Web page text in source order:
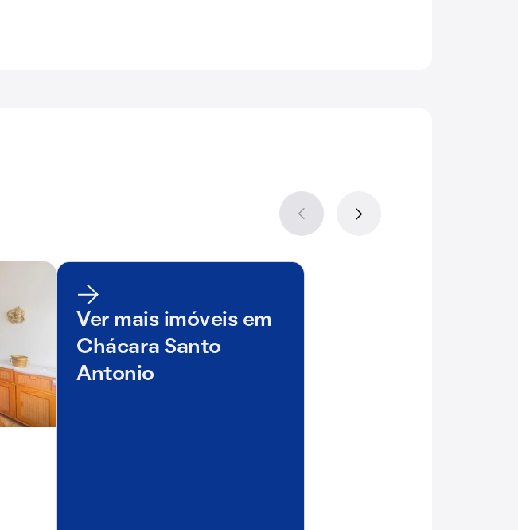
Ver mais imóveis em
Chácara Santo
Antonio